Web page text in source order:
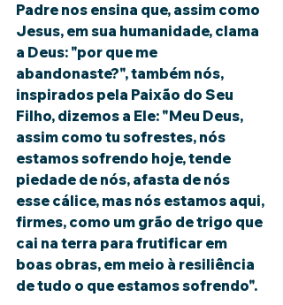
Padre nos ensina que, assim como
Jesus, em sua humanidade, clama
a Deus: "por que me
abandonaste?", também nós,
inspirados pela Paixão do Seu
Filho, dizemos a Ele: "Meu Deus,
assim como tu sofrestes, nós
estamos sofrendo hoje, tende
piedade de nós, afasta de nós
esse cálice, mas nós estamos aqui,
firmes, como um grão de trigo que
cai na terra para frutificar em
boas obras, em meio à resiliência
de tudo o que estamos sofrendo".